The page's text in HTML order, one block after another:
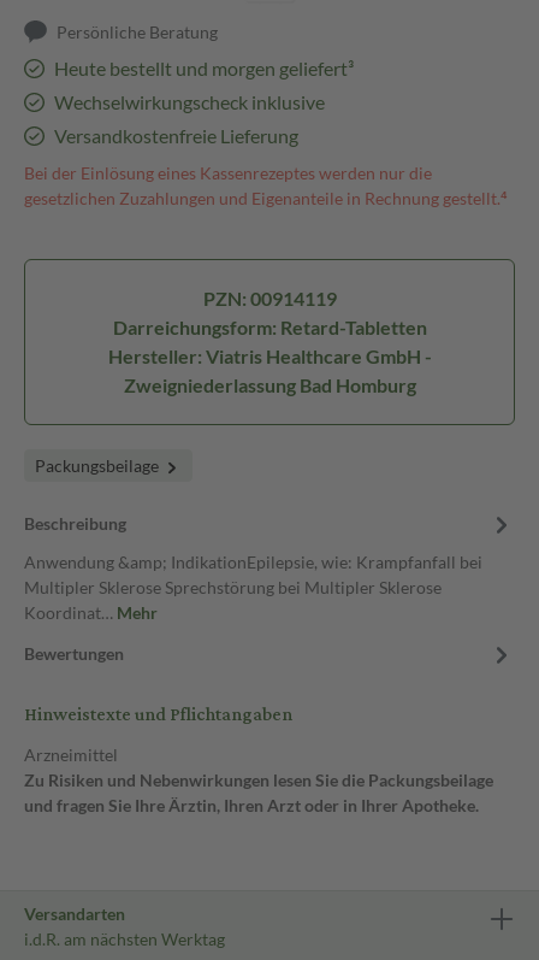
Persönliche Beratung
Heute bestellt und morgen geliefert³
Wechselwirkungscheck inklusive
Versandkostenfreie Lieferung
Bei der Einlösung eines Kassenrezeptes werden nur die
gesetzlichen Zuzahlungen und Eigenanteile in Rechnung gestellt.⁴
PZN: 00914119
Darreichungsform: Retard-Tabletten
Hersteller: Viatris Healthcare GmbH -
Zweigniederlassung Bad Homburg
Packungsbeilage
Beschreibung
Anwendung &amp; IndikationEpilepsie, wie: Krampfanfall bei
Multipler Sklerose Sprechstörung bei Multipler Sklerose
Koordinat… Mehr
Bewertungen
Hinweistexte und Pflichtangaben
Arzneimittel
Zu Risiken und Nebenwirkungen lesen Sie die Packungsbeilage
und fragen Sie Ihre Ärztin, Ihren Arzt oder in Ihrer Apotheke.
Versandarten
i.d.R. am nächsten Werktag